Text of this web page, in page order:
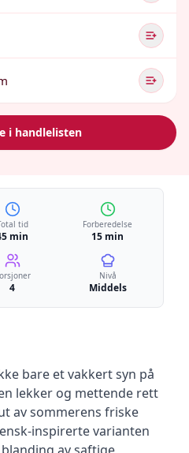
i handlelisten
tid
min
Forberedelse
15 min
4
Nivå
Middels
bare et vakkert syn på
lekker og mettende rett
av sommerens friske
inspirerte varianten